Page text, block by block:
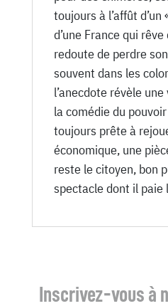
toujours à l’affût d’un
d’une France qui
redoute de perdre
souvent dans les
l’anecdote révèle
la comédie du
toujours prête à
économique, une
reste le citoyen, bon
spectacle dont il paie
Inscrivez-vous à